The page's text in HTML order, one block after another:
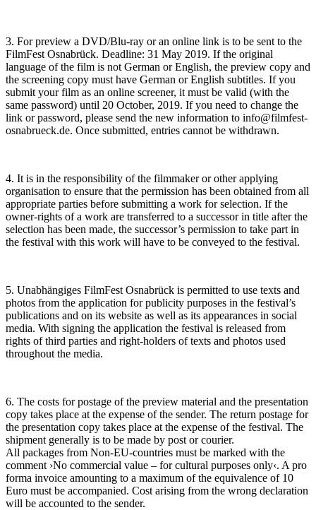
3. For preview a DVD/Blu-ray or an online link is to be sent to the
FilmFest Osnabrück. Deadline: 31 May 2019. If the original
language of the film is not German or English, the preview copy and
the screening copy must have German or English subtitles. If you
submit your film as an online screener, it must be valid (with the
same password) until 20 October, 2019. If you need to change the
link or password, please send the new information to info@filmfest-
osnabrueck.de. Once submitted, entries cannot be withdrawn.
4. It is in the responsibility of the filmmaker or other applying
organisation to ensure that the permission has been obtained from all
appropriate parties before submitting a work for selection. If the
owner-rights of a work are transferred to a successor in title after the
selection has been made, the successor’s permission to take part in
the festival with this work will have to be conveyed to the festival.
5. Unabhängiges FilmFest Osnabrück is permitted to use texts and
photos from the application for publicity purposes in the festival’s
publications and on its website as well as its appearances in social
media. With signing the application the festival is released from
rights of third parties and right-holders of texts and photos used
throughout the media.
6. The costs for postage of the preview material and the presentation
copy takes place at the expense of the sender. The return postage for
the presentation copy takes place at the expense of the festival. The
shipment generally is to be made by post or courier.
All packages from Non-EU-countries must be marked with the
comment ›No commercial value – for cultural purposes only‹. A pro
forma invoice amounting to a maximum of the equivalence of 10
Euro must be accompanied. Cost arising from the wrong declaration
will be accounted to the sender.